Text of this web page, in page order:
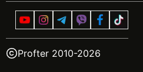
Profter 2010-2026